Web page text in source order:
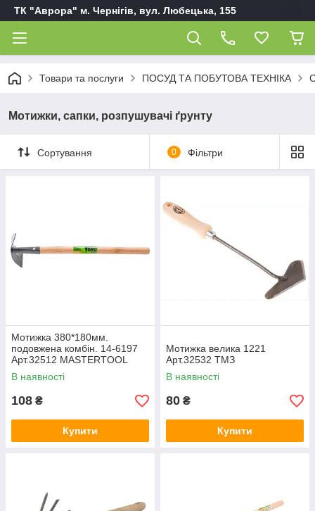
ТК "Аврора" м. Чернігів, вул. Любецька, 155
Товари та послуги ПОСУД ТА ПОБУТОВА ТЕХНІКА
Мотижки, сапки, розпушувачі ґрунту
Сортування 0 Фільтри
Мотижка 380*180мм.
подовжена комбін. 14-6197
Арт.32512 MASTERTOOL
В наявності
108 ₴
Купити
Мотижка велика 1221
Арт.32532 ТМЗ
В наявності
80 ₴
Купити